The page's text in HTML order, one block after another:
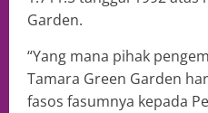
Garden.
“Yang mana pihak
Tamara Green Garden
fasos fasumnya kepada